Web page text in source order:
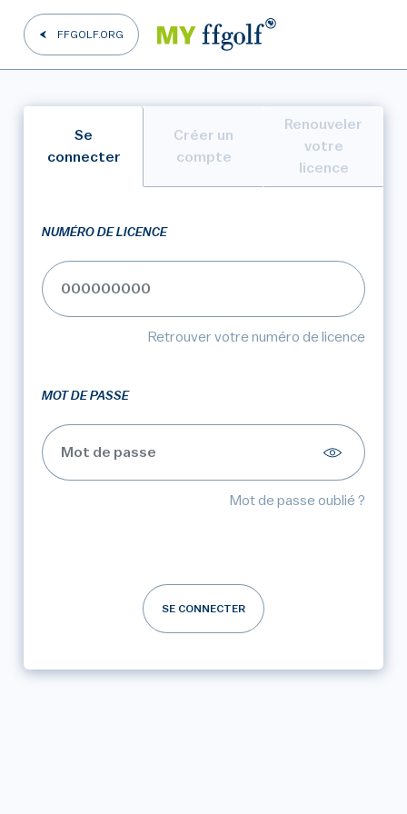
FFGOLF.ORG
Se
connecter
Créer un
compte
Renouveler
votre
licence
NUMÉRO DE LICENCE
Retrouver votre numéro de licence
MOT DE PASSE
Mot de passe oublié ?
SE CONNECTER